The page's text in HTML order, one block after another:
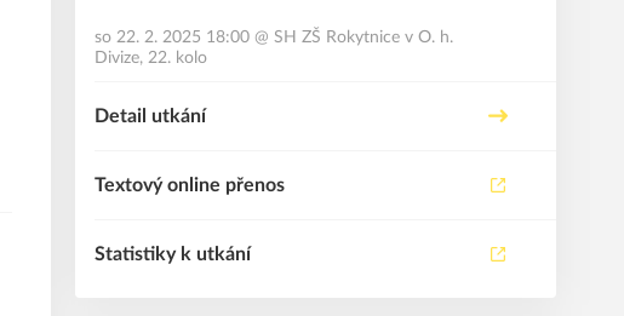
so 22. 2. 2025 18:00@ SH ZŠ Rokytnice v O. h.
Divize, 22. kolo
Detail utkání
Textový online přenos
Statistiky k utkání